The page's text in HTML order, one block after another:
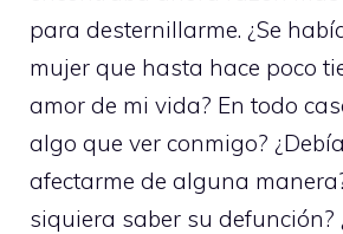
para desternillarme. ¿Se
mujer que hasta hace poco
amor de mi vida? En todo
algo que ver conmigo?
afectarme de alguna
siquiera saber su defunción?